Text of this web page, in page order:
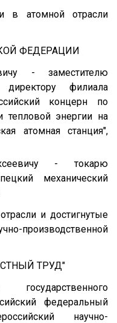
в атомной отрасли
ФЕДЕРАЦИИ
- заместителю
филиала
концерн по
тепловой энергии на
атомная станция",
- токарю
механический
и достигнутые
производственной
ТРУД"
федеральный
научно-